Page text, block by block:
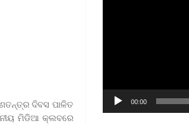
ଦିବସ ପାଳିତ
ମିଡିଆ କ୍ଲବରେ
00:00